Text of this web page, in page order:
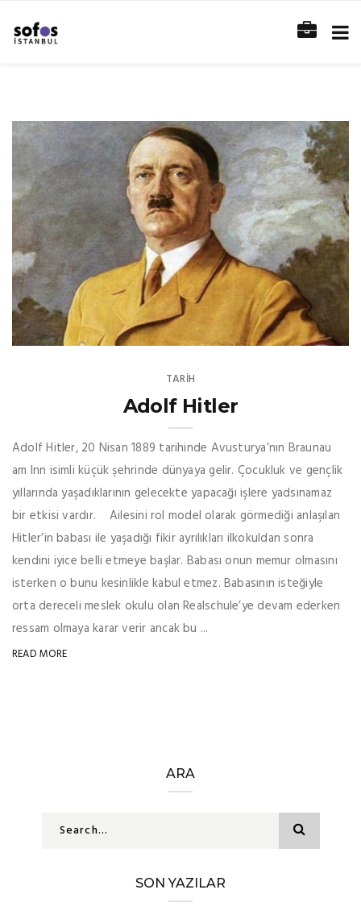
TARİH
Adolf Hitler
Adolf Hitler, 20 Nisan 1889 tarihinde Avusturya’nın Braunau
am Inn isimli küçük şehrinde dünyaya gelir. Çocukluk ve gençlik
yıllarında yaşadıklarının gelecekte yapacağı işlere yadsınamaz
bir etkisi vardır. Ailesini rol model olarak görmediği anlaşılan
Hitler’in babası ile yaşadığı fikir ayrılıkları ilkokuldan sonra
kendini iyice belli etmeye başlar. Babası onun memur olmasını
isterken o bunu kesinlikle kabul etmez. Babasının isteğiyle
orta dereceli meslek okulu olan Realschule’ye devam ederken
ressam olmaya karar verir ancak bu ...
READ MORE
ARA
SON YAZILAR